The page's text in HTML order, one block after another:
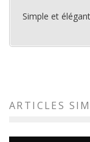
Simple et
ARTICLES